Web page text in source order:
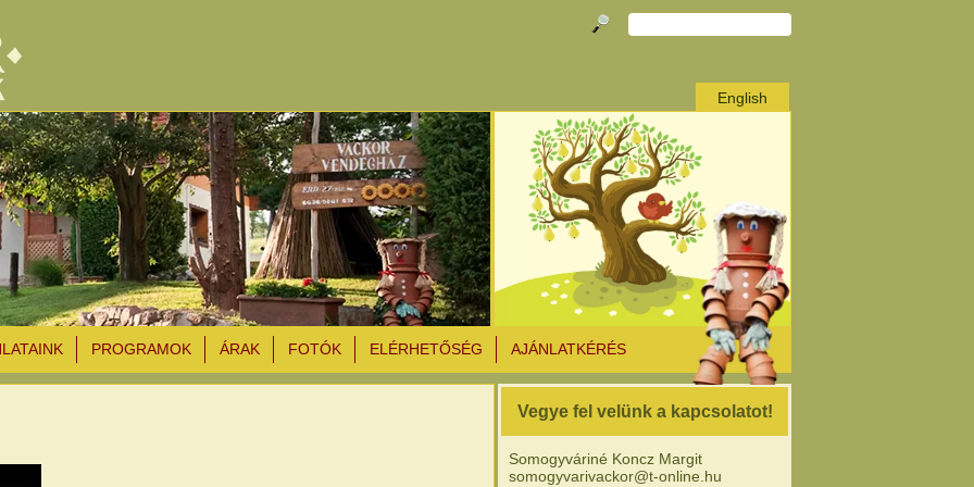
English
PROGRAMOK ÁRAK FOTÓK ELÉRHETŐSÉG AJÁNLATKÉRÉS
Vegye fel velünk a kapcsolatot!
Somogyváriné Koncz Margit
somogyvarivackor@t-online.hu